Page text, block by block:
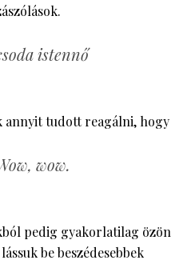
istennő
annyit tudott reagálni, hogy
wow.
pedig gyakorlatilag özön
be beszédesebbek